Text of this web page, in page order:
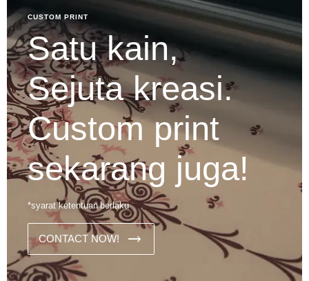
CUSTOM PRINT
Satu kain,
Sejuta kreasi.
Custom print
sekarang juga!
*syarat ketentuan berlaku
CONTACT NOW!